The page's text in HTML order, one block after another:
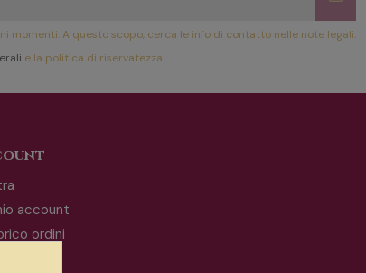
momenti. A questo scopo, cerca le info di contatto nelle note legali.
e la politica di riservatezza
account
ordini